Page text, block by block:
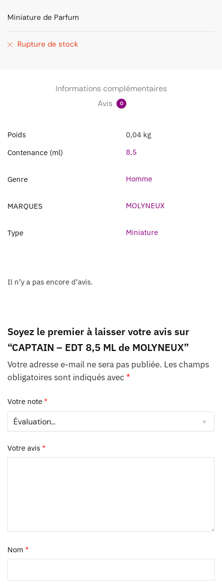
Miniature de Parfum
Rupture de stock
Informations complémentaires
Avis
0
Poids
0,04 kg
Contenance (ml)
8,5
Genre Homme
MARQUES MOLYNEUX
Type Miniature
Il n’y a pas encore d’avis.
Soyez le premier à laisser votre avis sur
“CAPTAIN – EDT 8,5 ML de MOLYNEUX”
Votre adresse e-mail ne sera pas publiée. Les champs
obligatoires sont indiqués avec *
Votre note *
Votre avis *
Nom *